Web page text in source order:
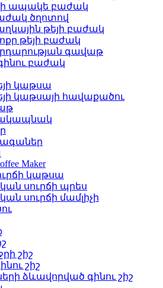
ապակե բաժակ
ծղոտով
թեյի բաժակ
թեյի բաժակ
գավաթ
բաժակ
կաթսա
կաթսայի հավաքածու
Maker
կաթսա
սուրճի պրես
սուրճի մամլիչի
շիշ
շիշ
ձևավորված գինու շիշ